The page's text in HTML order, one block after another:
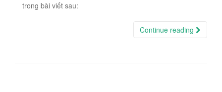
trong bài viết sau:
Continue reading